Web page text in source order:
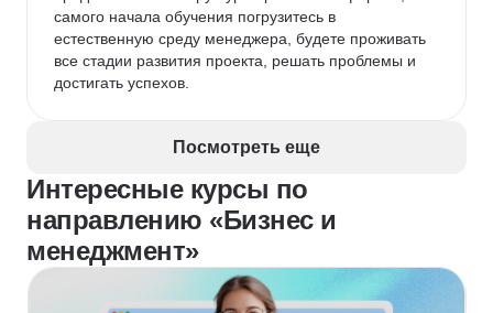
самого начала обучения погрузитесь в
естественную среду менеджера, будете проживать
все стадии развития проекта, решать проблемы и
достигать успехов.
Посмотреть еще
Интересные курсы по
направлению «Бизнес и
менеджмент»